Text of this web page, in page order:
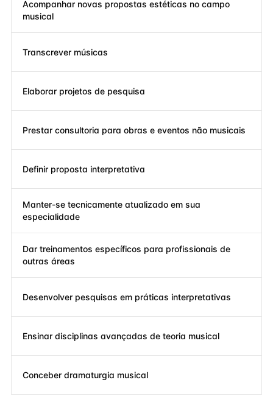
Acompanhar novas propostas estéticas no campo
musical
Transcrever músicas
Elaborar projetos de pesquisa
Prestar consultoria para obras e eventos não musicais
Definir proposta interpretativa
Manter-se tecnicamente atualizado em sua
especialidade
Dar treinamentos específicos para profissionais de
outras áreas
Desenvolver pesquisas em práticas interpretativas
Ensinar disciplinas avançadas de teoria musical
Conceber dramaturgia musical